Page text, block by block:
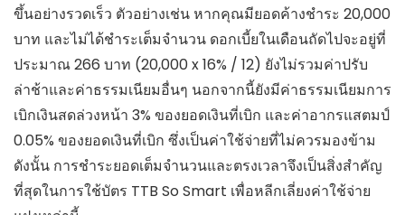
ขึ้นอย่างรวดเร็ว ตัวอย่างเช่น หากคุณมียอดค้างชำระ 20,000
บาท และไม่ได้ชำระเต็มจำนวน ดอกเบี้ยในเดือนถัดไปจะอยู่ที่
ประมาณ 266 บาท (20,000 x 16% / 12) ยังไม่รวมค่าปรับ
ล่าช้าและค่าธรรมเนียมอื่นๆ นอกจากนี้ยังมีค่าธรรมเนียมการ
เบิกเงินสดล่วงหน้า 3% ของยอดเงินที่เบิก และค่าอากรแสตมป์
0.05% ของยอดเงินที่เบิก ซึ่งเป็นค่าใช้จ่ายที่ไม่ควรมองข้าม
ดังนั้น การชำระยอดเต็มจำนวนและตรงเวลาจึงเป็นสิ่งสำคัญ
ที่สุดในการใช้บัตร TTB So Smart เพื่อหลีกเลี่ยงค่าใช้จ่าย